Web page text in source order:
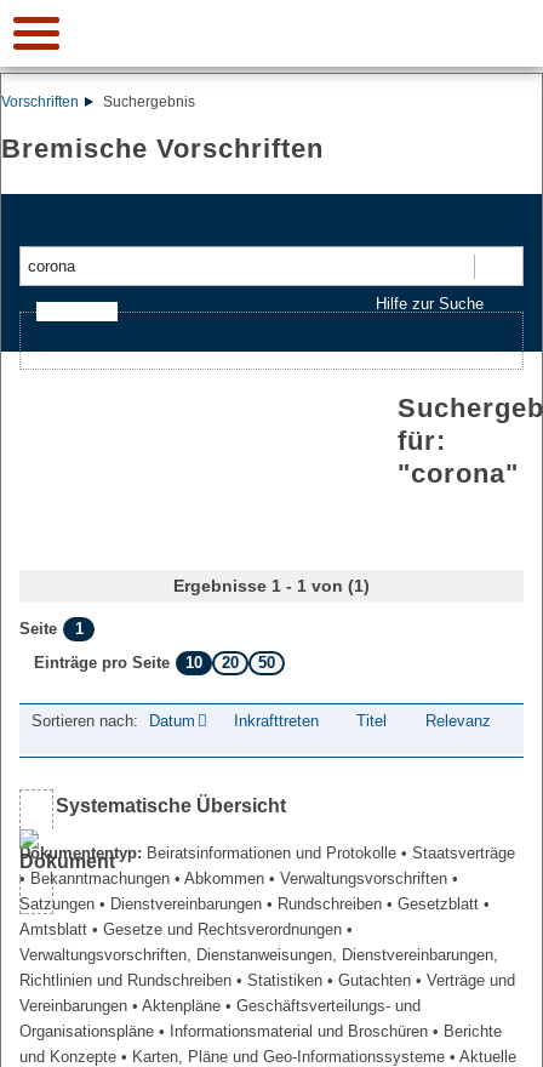
Vorschriften Suchergebnis
Bremische Vorschriften
Hilfe zur Suche
für:
"corona"
Ergebnisse 1 - 1 von (1)
Seite
1
Einträge pro Seite
10 20 50
Sortieren nach: Datum Inkrafttreten Titel Relevanz
Systematische Übersicht
Dokumententyp: Beiratsinformationen und Protokolle • Staatsverträge
• Bekanntmachungen • Abkommen • Verwaltungsvorschriften •
Satzungen • Dienstvereinbarungen • Rundschreiben • Gesetzblatt •
Amtsblatt • Gesetze und Rechtsverordnungen •
Verwaltungsvorschriften, Dienstanweisungen, Dienstvereinbarungen,
Richtlinien und Rundschreiben • Statistiken • Gutachten • Verträge und
Vereinbarungen • Aktenpläne • Geschäftsverteilungs- und
Organisationspläne • Informationsmaterial und Broschüren • Berichte
und Konzepte • Karten, Pläne und Geo-Informationssysteme • Aktuelle